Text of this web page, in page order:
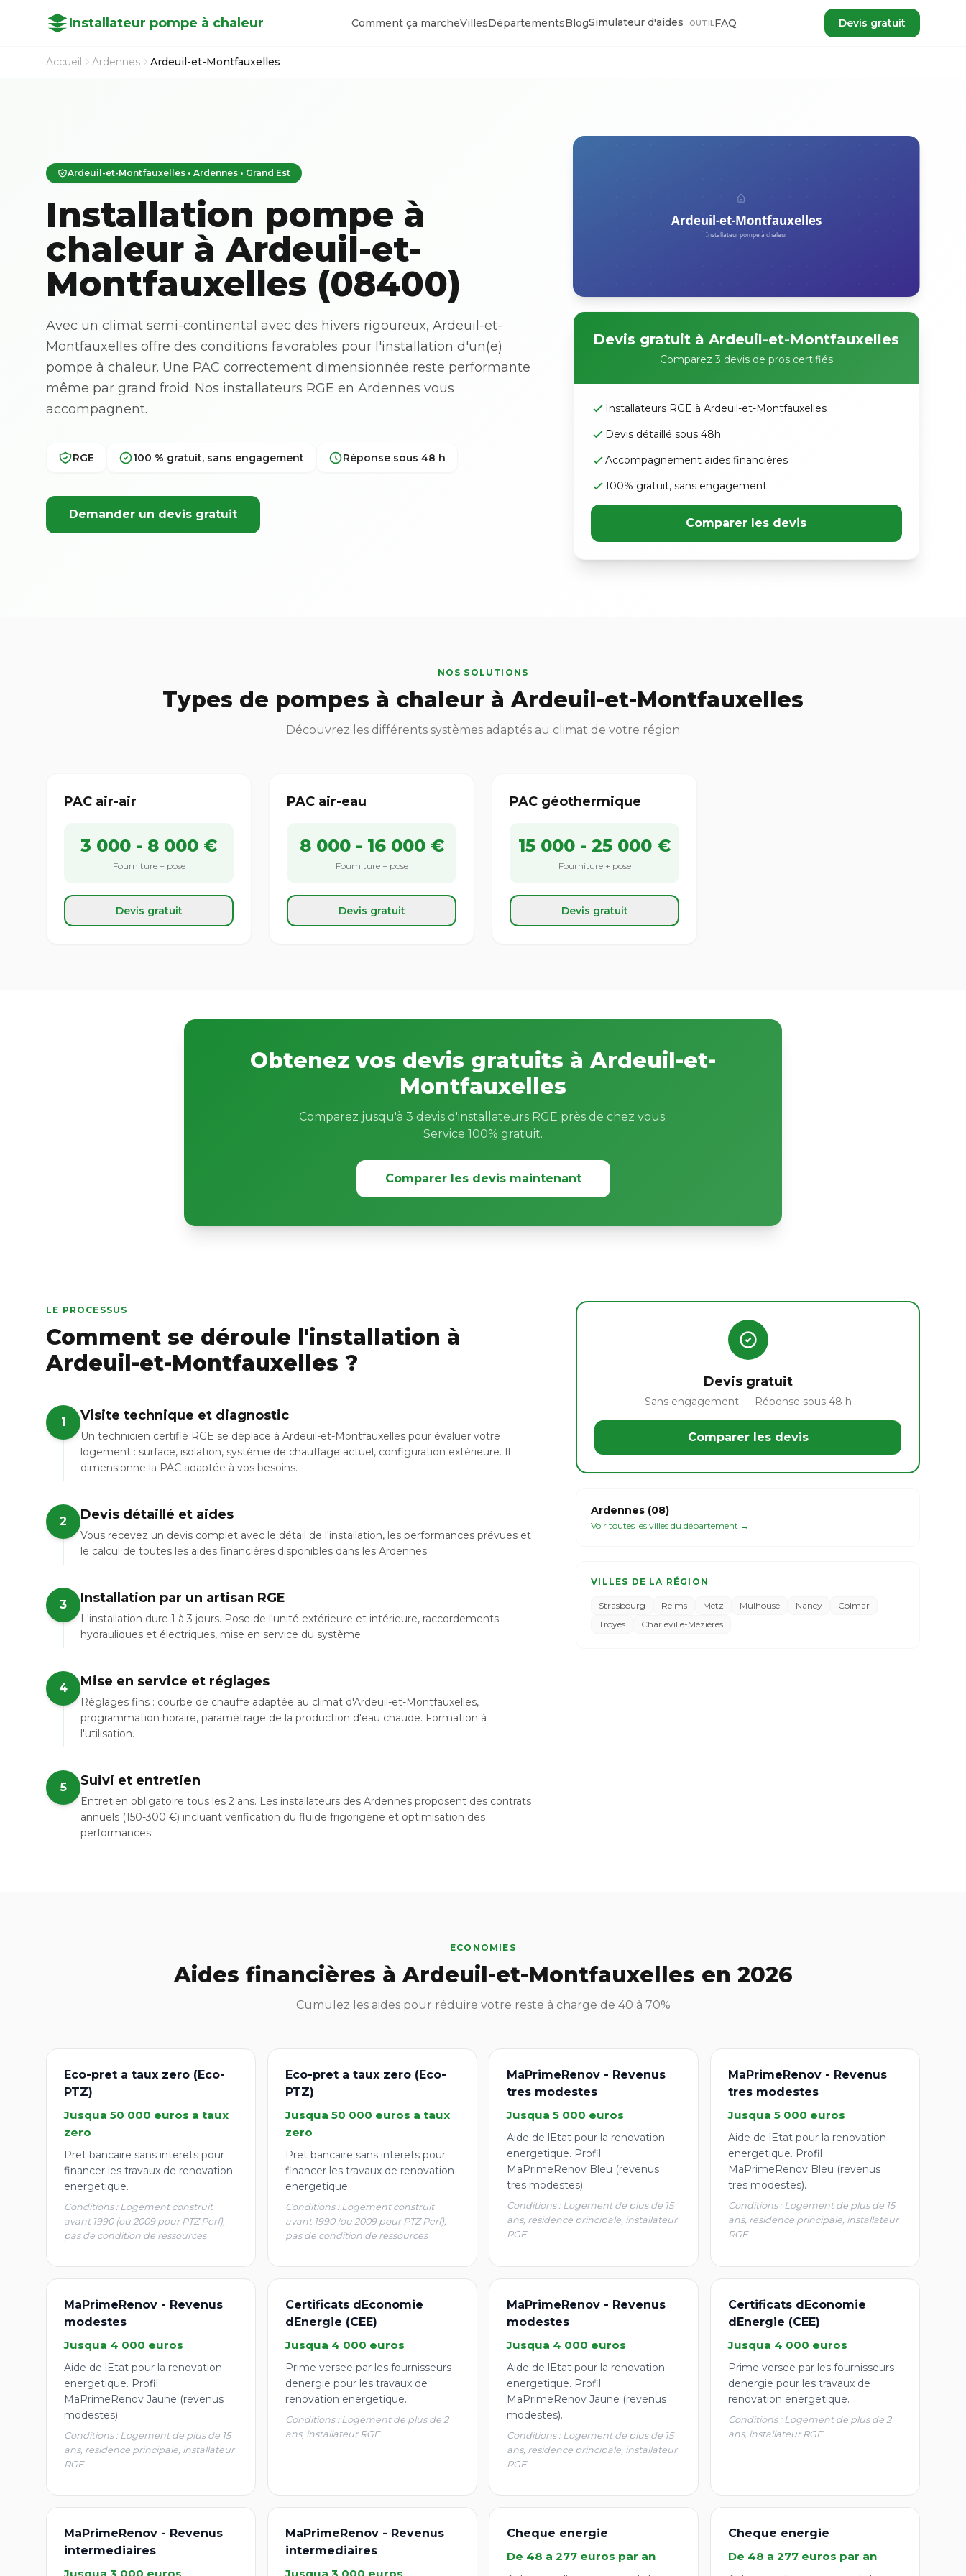
Installateur pompe à chaleur Comment ça marcheVillesDépartementsBlogSimulateur d'aides OUTILFAQ Devis gratuit
Accueil Ardennes Ardeuil-et-Montfauxelles
Ardeuil-et-Montfauxelles • Ardennes • Grand Est
Installation pompe à
chaleur à Ardeuil-et-
Montfauxelles (08400)
Avec un climat semi-continental avec des hivers rigoureux, Ardeuil-et-
Montfauxelles offre des conditions favorables pour l'installation d'un(e)
pompe à chaleur. Une PAC correctement dimensionnée reste performante
même par grand froid. Nos installateurs RGE en Ardennes vous
accompagnent.
RGE 100 % gratuit, sans engagement Réponse sous 48 h
Demander un devis gratuit
Devis gratuit à Ardeuil-et-Montfauxelles
Comparez 3 devis de pros certifiés
Installateurs RGE à Ardeuil-et-Montfauxelles
Devis détaillé sous 48h
Accompagnement aides financières
100% gratuit, sans engagement
Comparer les devis
NOS SOLUTIONS
Types de pompes à chaleur à Ardeuil-et-Montfauxelles
Découvrez les différents systèmes adaptés au climat de votre région
PAC air-air
3 000 - 8 000 €
Fourniture + pose
Devis gratuit
PAC air-eau
8 000 - 16 000 €
Fourniture + pose
Devis gratuit
PAC géothermique
15 000 - 25 000 €
Fourniture + pose
Devis gratuit
Obtenez vos devis gratuits à Ardeuil-et-
Montfauxelles
Comparez jusqu'à 3 devis d'installateurs RGE près de chez vous.
Service 100% gratuit.
Comparer les devis maintenant
LE PROCESSUS
Comment se déroule l'installation à
Ardeuil-et-Montfauxelles ?
1 Visite technique et diagnostic
Un technicien certifié RGE se déplace à Ardeuil-et-Montfauxelles pour évaluer votre
logement : surface, isolation, système de chauffage actuel, configuration extérieure. Il
dimensionne la PAC adaptée à vos besoins.
2 Devis détaillé et aides
Vous recevez un devis complet avec le détail de l'installation, les performances prévues et
le calcul de toutes les aides financières disponibles dans les Ardennes.
3 Installation par un artisan RGE
L'installation dure 1 à 3 jours. Pose de l'unité extérieure et intérieure, raccordements
hydrauliques et électriques, mise en service du système.
4 Mise en service et réglages
Réglages fins : courbe de chauffe adaptée au climat d'Ardeuil-et-Montfauxelles,
programmation horaire, paramétrage de la production d'eau chaude. Formation à
l'utilisation.
5 Suivi et entretien
Entretien obligatoire tous les 2 ans. Les installateurs des Ardennes proposent des contrats
annuels (150-300 €) incluant vérification du fluide frigorigène et optimisation des
performances.
Devis gratuit
Sans engagement — Réponse sous 48 h
Comparer les devis
Ardennes (08)
Voir toutes les villes du département →
VILLES DE LA RÉGION
Strasbourg Reims Metz Mulhouse Nancy
Colmar
Troyes
Charleville-Mézières
ECONOMIES
Aides financières à Ardeuil-et-Montfauxelles en 2026
Cumulez les aides pour réduire votre reste à charge de 40 à 70%
Eco-pret a taux zero (Eco-
PTZ)
Jusqua 50 000 euros a taux
zero
Pret bancaire sans interets pour
financer les travaux de renovation
energetique.
Conditions : Logement construit
avant 1990 (ou 2009 pour PTZ Perf),
pas de condition de ressources
Eco-pret a taux zero (Eco-
PTZ)
Jusqua 50 000 euros a taux
zero
Pret bancaire sans interets pour
financer les travaux de renovation
energetique.
Conditions : Logement construit
avant 1990 (ou 2009 pour PTZ Perf),
pas de condition de ressources
MaPrimeRenov - Revenus
tres modestes
Jusqua 5 000 euros
Aide de lEtat pour la renovation
energetique. Profil
MaPrimeRenov Bleu (revenus
tres modestes).
Conditions : Logement de plus de 15
ans, residence principale, installateur
RGE
MaPrimeRenov - Revenus
tres modestes
Jusqua 5 000 euros
Aide de lEtat pour la renovation
energetique. Profil
MaPrimeRenov Bleu (revenus
tres modestes).
Conditions : Logement de plus de 15
ans, residence principale, installateur
RGE
MaPrimeRenov - Revenus
modestes
Jusqua 4 000 euros
Aide de lEtat pour la renovation
energetique. Profil
MaPrimeRenov Jaune (revenus
modestes).
Conditions : Logement de plus de 15
ans, residence principale, installateur
RGE
Certificats dEconomie
dEnergie (CEE)
Jusqua 4 000 euros
Prime versee par les fournisseurs
denergie pour les travaux de
renovation energetique.
Conditions : Logement de plus de 2
ans, installateur RGE
MaPrimeRenov - Revenus
modestes
Jusqua 4 000 euros
Aide de lEtat pour la renovation
energetique. Profil
MaPrimeRenov Jaune (revenus
modestes).
Conditions : Logement de plus de 15
ans, residence principale, installateur
RGE
Certificats dEconomie
dEnergie (CEE)
Jusqua 4 000 euros
Prime versee par les fournisseurs
denergie pour les travaux de
renovation energetique.
Conditions : Logement de plus de 2
ans, installateur RGE
MaPrimeRenov - Revenus
intermediaires
MaPrimeRenov - Revenus
intermediaires
Cheque energie
De 48 a 277 euros par an
Cheque energie
De 48 a 277 euros par an